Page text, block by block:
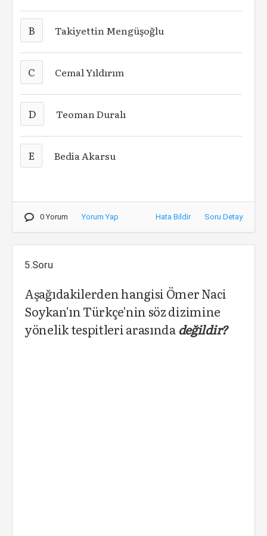
B Takiyettin Mengüşoğlu
C Cemal Yıldırım
D Teoman Duralı
E Bedia Akarsu
0 Yorum Yorum Yap Hata Bildir Soru Detay
5.Soru
Aşağıdakilerden hangisi Ömer Naci
Soykan'ın Türkçe'nin söz dizimine
yönelik tespitleri arasındadeğildir?